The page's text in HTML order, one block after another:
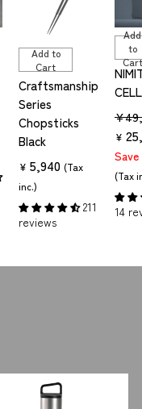
Add to
Cart
Craftsmanship
Series
Chopsticks
Black
¥ 5,940 (Tax
inc.)
211
reviews
Add
to
Cart
R
e
g
u
l
a
r
¥
Save
(Tax
14